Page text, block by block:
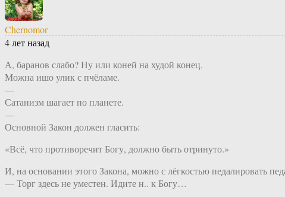
Chernomor
4 лет назад
А, баранов слабо? Ну или коней на худой конец.
Можна ишо улик с пчёламе.
—
Сатанизм шагает по планете.
—
Основной Закон должен гласить:
«Всё, что противоречит Богу, должно быть отринуто.»
И, на основании этого Закона, можно с лёгкостью педалировать
— Торг здесь не уместен. Идите н.. к Богу…